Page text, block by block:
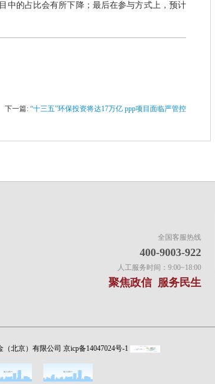
中的占比会有所下降；最后在参与方式上，预计
下一篇: “十三五”环保投资将达17万亿 ppp项目面临严管控
全国客服热线
400-9003-922
人工服务时间：9:00~18:00
聚焦政信 服务民生
北京）有限公司 京icp备14047024号-1